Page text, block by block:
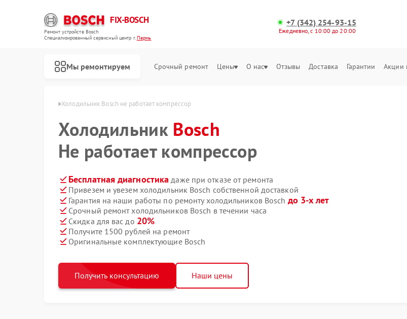
FIX-BOSCH
Ремонт устройств Bosch
Специализированный cервисный центр г.Пермь
+7 (342) 254-93-15
Ежедневно, с 10:00 до 20:00
Мы ремонтируем Срочный ремонт Цены О нас Отзывы Доставка Гарантии Акции
Bosch в Перми Холодильник Bosch не работает компрессор
Холодильник Bosch
Не работает компрессор
Бесплатная диагностика даже при отказе от ремонта
Привезем и увезем холодильник Bosch собственной доставкой
Гарантия на наши работы по ремонту холодильников Bosch до 3-х лет
Срочный ремонт холодильников Bosch в течении часа
Скидка для вас до 20%
Получите 1500 рублей на ремонт
Оригинальные комплектующие Bosch
Получить консультацию Наши цены